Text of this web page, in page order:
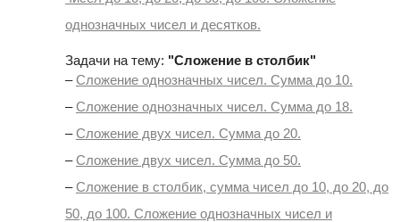
однозначных чисел и десятков.
Задачи на тему: "Сложение в столбик"
–Сложение однозначных чисел. Сумма до 10.
–Сложение однозначных чисел. Сумма до 18.
–Сложение двух чисел. Сумма до 20.
–Сложение двух чисел. Сумма до 50.
–Сложение в столбик, сумма чисел до 10, до 20, до
50, до 100. Сложение однозначных чисел и